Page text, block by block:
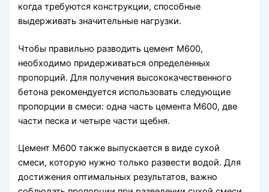
когда требуются конструкции, способные
выдерживать значительные нагрузки.
Чтобы правильно разводить цемент М600,
необходимо придерживаться определенных
пропорций. Для получения высококачественного
бетона рекомендуется использовать следующие
пропорции в смеси: одна часть цемента М600, две
части песка и четыре части щебня.
Цемент М600 также выпускается в виде сухой
смеси, которую нужно только развести водой. Для
достижения оптимальных результатов, важно